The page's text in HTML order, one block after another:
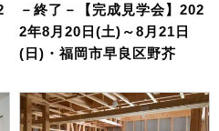
－終了－【完成見学会】202
2年8月20日(土)～8月21日
(日)・福岡市早良区野芥